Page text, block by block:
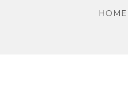
HOME